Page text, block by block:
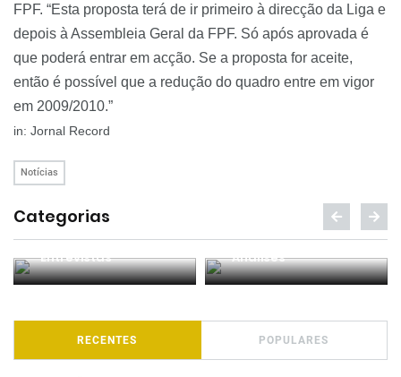
FPF. “Esta proposta terá de ir primeiro à direcção da Liga e
depois à Assembleia Geral da FPF. Só após aprovada é
que poderá entrar em acção. Se a proposta for aceite,
então é possível que a redução do quadro entre em vigor
em 2009/2010.”
in: Jornal Record
Notícias
Categorias
Entrevistas Análises
RECENTES POPULARES